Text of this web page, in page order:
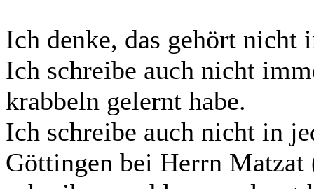
Ich denke, das gehört nicht
Ich schreibe auch nicht
krabbeln gelernt habe.
Ich schreibe auch nicht in
Göttingen bei Herrn